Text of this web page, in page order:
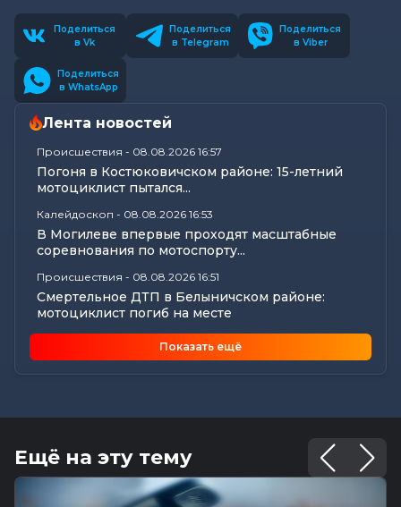
Поделиться
в Vk
Поделиться
в Telegram
Поделиться
в Viber
Поделиться
в WhatsApp
Лента новостей
Происшествия - 08.08.2026 16:57
Погоня в Костюковичском районе: 15-летний
мотоциклист пытался...
Калейдоскоп - 08.08.2026 16:53
В Могилеве впервые проходят масштабные
соревнования по мотоспорту...
Происшествия - 08.08.2026 16:51
Смертельное ДТП в Белыничском районе:
мотоциклист погиб на месте
Погода 9 августа в Могилевской области: без
осадков и комфортные...
Готовим вкусно | медальоны из говядины, салат
Калейдоскоп -08.08.2026 06:30
Что приготовили звезды на 9 августа:
инструкции по управлению судьбой
Показать ещё
Ещё на эту тему